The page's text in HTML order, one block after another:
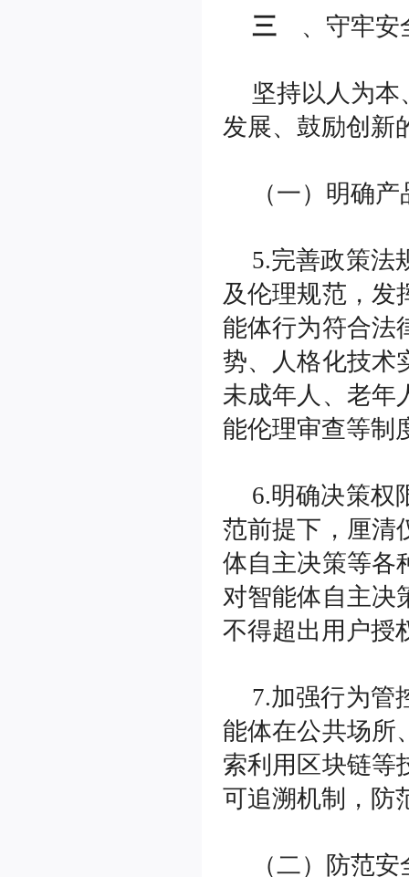
三 、守牢安
坚持以人为
发展、鼓励创新
（一）明确
5.完善政策法
及伦理规范，发
能体行为符合法
势、人格化技术
未成年人、老年
能伦理审查等制
6.明确决策权
范前提下，厘清
体自主决策等各
对智能体自主决
不得超出用户授
7.加强行为管
能体在公共场所
索利用区块链等
可追溯机制，防
（二）防范